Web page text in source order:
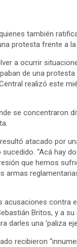
también
protesta frente a
a ocurrir
de una
realizó este
se concentraron
atacado por
“Acá hay
que hemos
armas
contra
Britos, y a
una ‘paliza
recibieron